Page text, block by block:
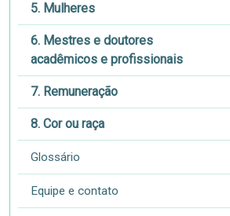
5. Mulheres
6. Mestres e doutores
acadêmicos e profissionais
7. Remuneração
8. Cor ou raça
Glossário
Equipe e contato